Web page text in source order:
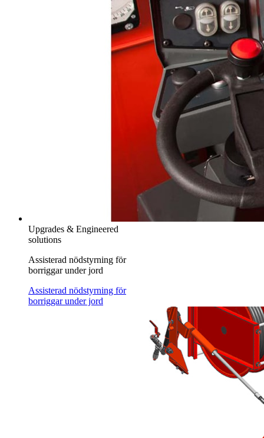
Upgrades & Engineered
solutions
Assisterad nödstyrning för
borriggar under jord
Assisterad nödstyrning för
borriggar under jord